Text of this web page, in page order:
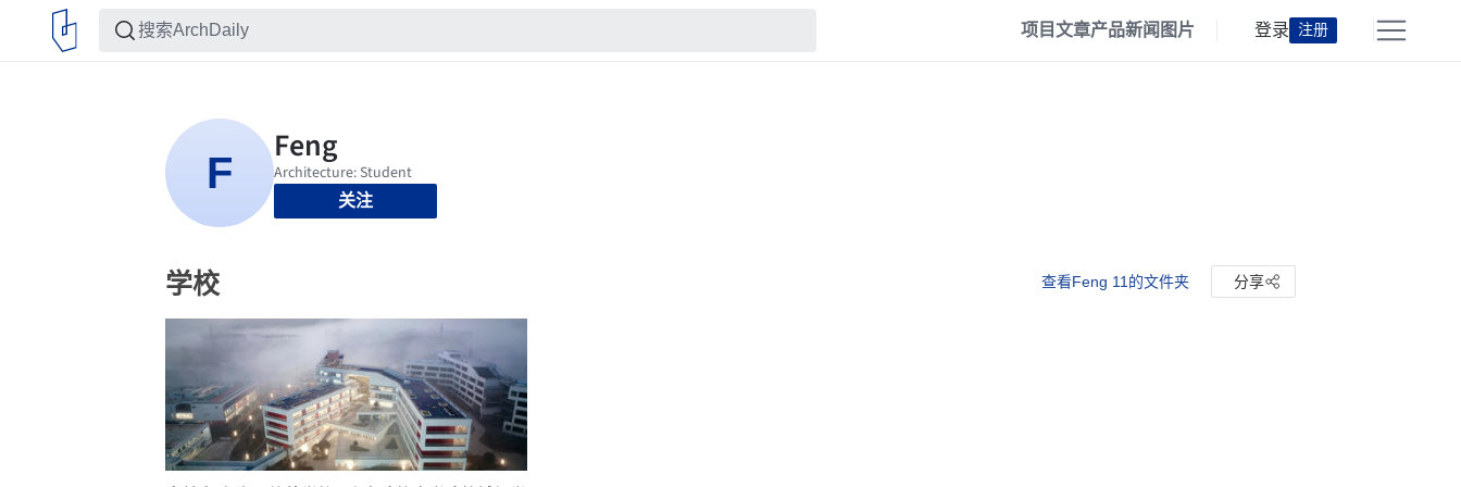
项目文章产品新闻 图片 登录 注册
关注
学校 查看Feng 11的文件夹 分享